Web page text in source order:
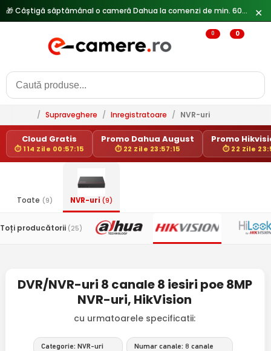
🎁 Câștigă săptămânal o cameră Dahua la comenzi de min. 600 lei — ✕
0 0
/ Supraveghere / Inregistratoare / NVR-uri
Cloud Gratis
⏱ 114 Zile 00:57:14
Promo Dahua August
⏱ 22 Zile 23:57:14
Promo
⏱ 22 Zile
Toate (9) NVR-uri (9)
Toți producătorii (25)
DVR/NVR-uri 8 canale 8 iesiri poe 8MP
NVR-uri, HikVision
cu urmatoarele specificatii:
Categorie: NVR-uri Numar canale: 8 canale